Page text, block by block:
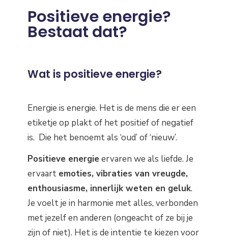
Positieve energie?
Bestaat dat?
Wat is positieve energie?
Energie is energie. Het is de mens die er een
etiketje op plakt of het positief of negatief
is. Die het benoemt als ‘oud’ of ‘nieuw’.
Positieve energieervaren we als liefde. Je
ervaart emoties, vibraties van vreugde,
enthousiasme, innerlijk weten en geluk.
Je voelt je in harmonie met alles, verbonden
met jezelf en anderen (ongeacht of ze bij je
zijn of niet). Het is de intentie te kiezen voor